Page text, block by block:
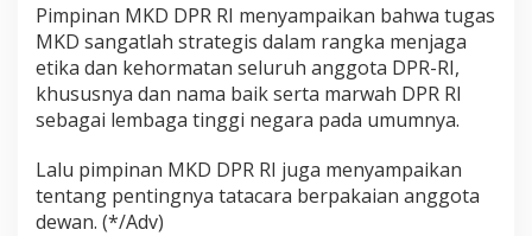
Pimpinan MKD DPR RI menyampaikan bahwa tugas
MKD sangatlah strategis dalam rangka menjaga
etika dan kehormatan seluruh anggota DPR-RI,
khususnya dan nama baik serta marwah DPR RI
sebagai lembaga tinggi negara pada umumnya.
Lalu pimpinan MKD DPR RI juga menyampaikan
tentang pentingnya tatacara berpakaian anggota
dewan. (*/Adv)